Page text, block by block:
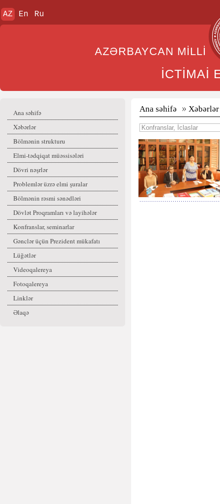
AZ En Ru
AZƏRBAYCAN
İCTİMAİ
Ana səhifə
Xəbərlər
Bölmənin strukturu
Elmi-tədqiqat müəssisələri
Dövri nəşrlər
Problemlər üzrə elmi şuralar
Bölmənin rəsmi sənədləri
Dövlət Proqramları və layihələr
Konfranslar, seminarlar
Gənclər üçün Prezident mükafatı
Lüğətlər
Videoqalereya
Fotoqalereya
Linklər
Əlaqə
Ana səhifə Xəbərlər